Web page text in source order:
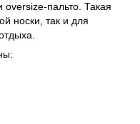
пальто. Такая
носки, так и для